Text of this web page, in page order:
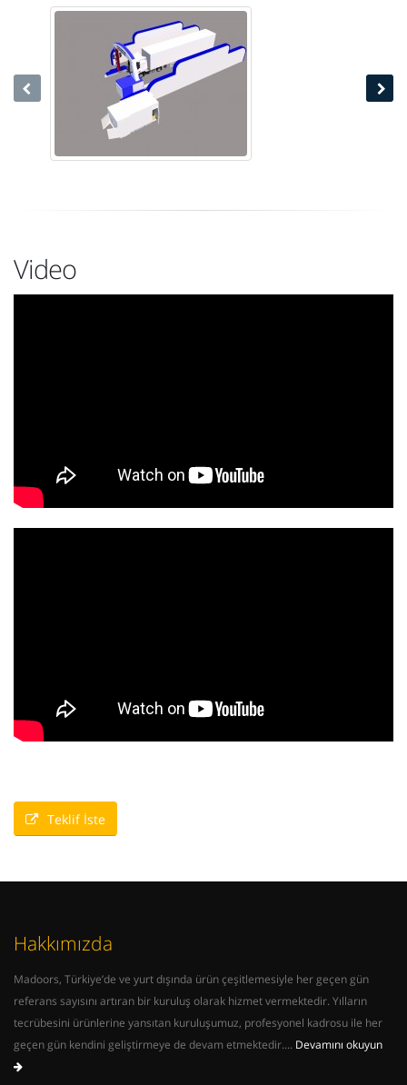
Video
Teklif İste
Hakkımızda
Madoors, Türkiye’de ve yurt dışında ürün çeşitlemesiyle her geçen gün
referans sayısını artıran bir kuruluş olarak hizmet vermektedir. Yılların
tecrübesini ürünlerine yansıtan kuruluşumuz, profesyonel kadrosu ile her
geçen gün kendini geliştirmeye de devam etmektedir.... Devamını okuyun